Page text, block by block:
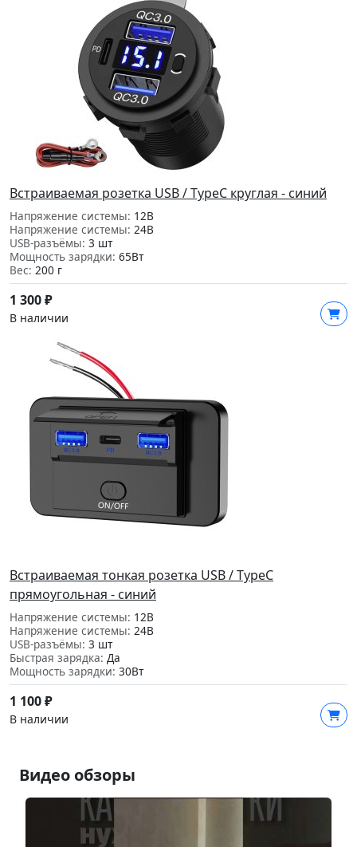
Встраиваемая розетка USB / TypeC круглая - синий
Напряжение системы: 12В
Напряжение системы: 24В
USB-разъёмы: 3 шт
Мощность зарядки: 65Вт
Вес: 200 г
1 300₽
В наличии
Встраиваемая тонкая розетка USB / TypeC
прямоугольная - синий
Напряжение системы: 12В
Напряжение системы: 24В
USB-разъёмы: 3 шт
Быстрая зарядка: Да
Мощность зарядки: 30Вт
1 100₽
В наличии
Видео обзоры